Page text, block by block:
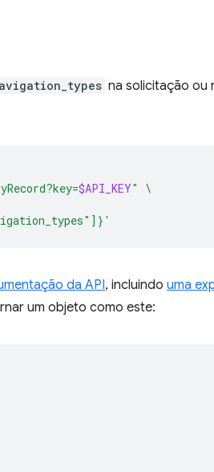
na solicitação ou
$API_KEY"
\
da API, incluindo uma
um objeto como este: